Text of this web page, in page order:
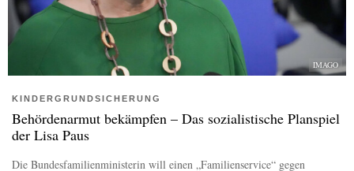
IMAGO
KINDERGRUNDSICHERUNG
Behördenarmut bekämpfen – Das sozialistische Planspiel
der Lisa Paus
Die Bundesfamilienministerin will einen „Familienservice“ gegen